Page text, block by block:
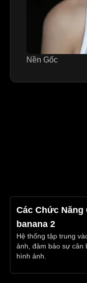
Nền Gốc
Các Chức Năng
banana 2
Hệ thống tập trung
ảnh, đảm bảo sự cân
hình ảnh.